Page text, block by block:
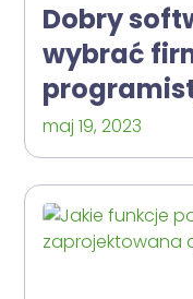
Dobry
wybrać
maj 19, 2023